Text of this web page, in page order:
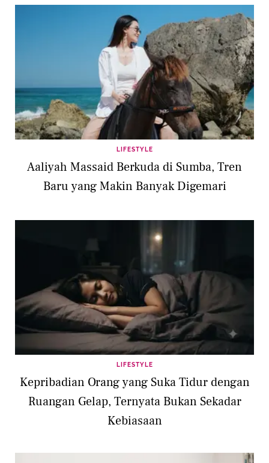
LIFESTYLE
Aaliyah Massaid Berkuda di Sumba, Tren
Baru yang Makin Banyak Digemari
LIFESTYLE
Kepribadian Orang yang Suka Tidur dengan
Ruangan Gelap, Ternyata Bukan Sekadar
Kebiasaan